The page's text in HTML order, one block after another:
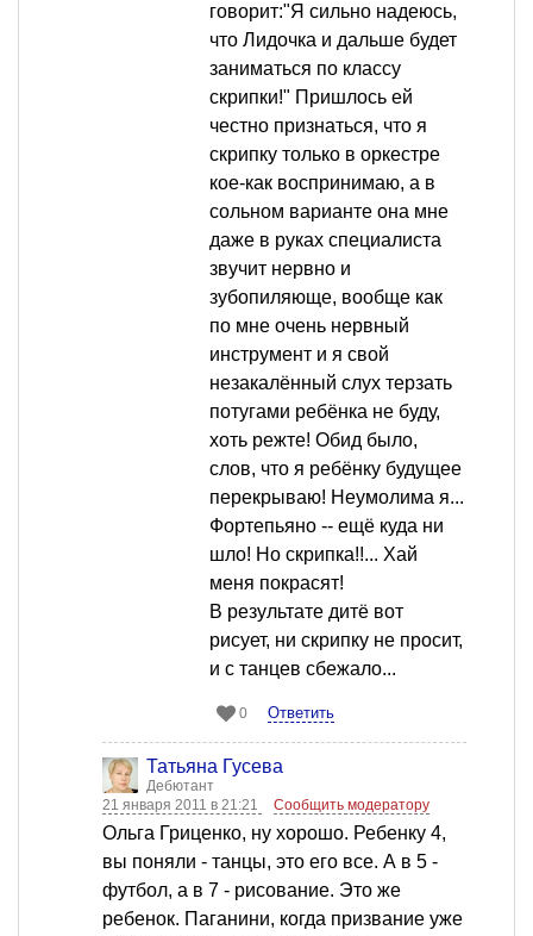
говорит:"Я сильно надеюсь,
что Лидочка и дальше будет
заниматься по классу
скрипки!" Пришлось ей
честно признаться, что я
скрипку только в оркестре
кое-как воспринимаю, а в
сольном варианте она мне
даже в руках специалиста
звучит нервно и
зубопиляюще, вообще как
по мне очень нервный
инструмент и я свой
незакалённый слух терзать
потугами ребёнка не буду,
хоть режте! Обид было,
слов, что я ребёнку будущее
перекрываю! Неумолима я...
Фортепьяно -- ещё куда ни
шло! Но скрипка!!... Хай
меня покрасят!
В результате дитё вот
рисует, ни скрипку не просит,
и с танцев сбежало...
0 Ответить
Татьяна Гусева
Дебютант
21 января 2011 в 21:21
Сообщить модератору
Ольга Гриценко, ну хорошо. Ребенку 4,
вы поняли - танцы, это его все. А в 5 -
футбол, а в 7 - рисование. Это же
ребенок. Паганини, когда призвание уже